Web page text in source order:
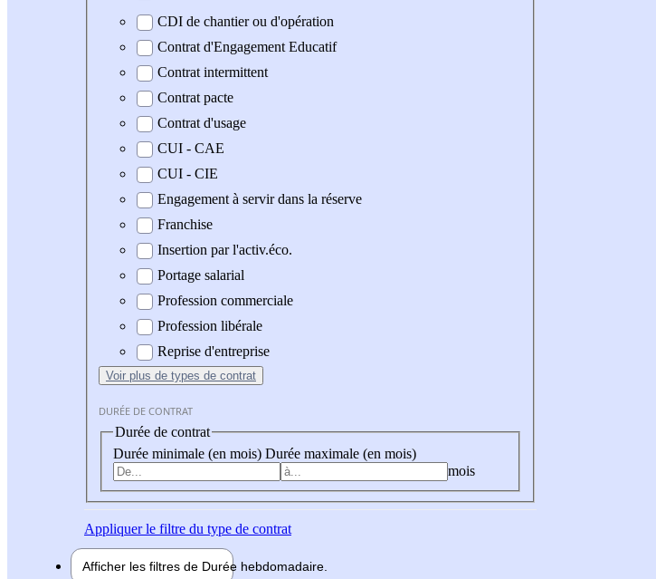
CDI de chantier ou d'opération
Contrat d'Engagement Educatif
Contrat intermittent
Contrat pacte
Contrat d'usage
CUI - CAE
CUI - CIE
Engagement à servir dans la réserve
Franchise
Insertion par l'activ.éco.
Portage salarial
Profession commerciale
Profession libérale
Reprise d'entreprise
Voir plus de types de contrat
DURÉE DE CONTRAT
Durée de contrat
Durée minimale (en mois) Durée maximale (en mois)
mois
Appliquerle filtre du type de contrat
Afficher les filtres de Durée hebdomadaire